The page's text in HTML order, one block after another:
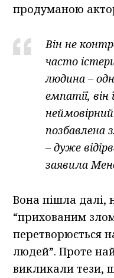
продуманою
Він не
часто
людина –
емпатії, він
позбавлена
– дуже
заявила
Вона пішла далі,
“прихованим
перетворюється
людей”. Проте
викликали тези,